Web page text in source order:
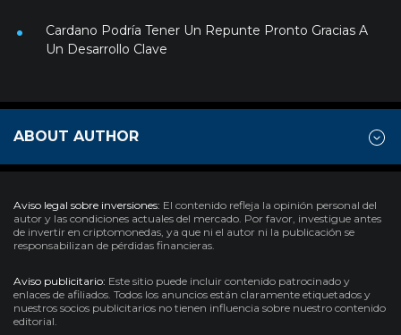
Cardano Podría Tener Un Repunte Pronto Gracias A
Un Desarrollo Clave
ABOUT AUTHOR
Aviso legal sobre inversiones: El contenido refleja la opinión personal del
autor y las condiciones actuales del mercado. Por favor, investigue antes
de invertir en criptomonedas, ya que ni el autor ni la publicación se
responsabilizan de pérdidas financieras.
Aviso publicitario: Este sitio puede incluir contenido patrocinado y
enlaces de afiliados. Todos los anuncios están claramente etiquetados y
nuestros socios publicitarios no tienen influencia sobre nuestro contenido
editorial.